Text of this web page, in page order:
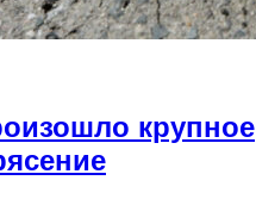
крупное